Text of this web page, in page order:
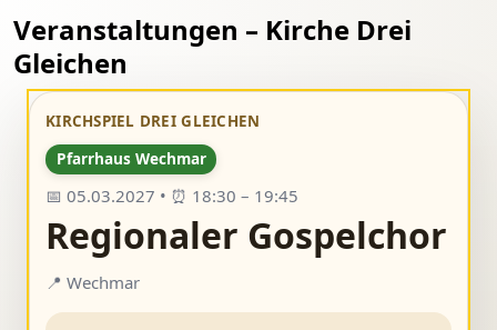
Veranstaltungen – Kirche Drei
Gleichen
KIRCHSPIEL DREI GLEICHEN
Pfarrhaus Wechmar
📅 05.03.2027 • ⏰ 18:30 – 19:45
Regionaler Gospelchor
📍 Wechmar